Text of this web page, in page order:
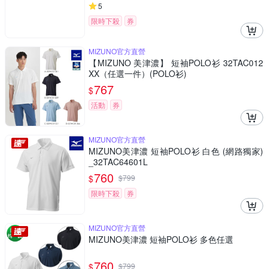
5
限時下殺
券
MIZUNO官方直營
【MIZUNO 美津濃】 短袖POLO衫 32TAC012
XX（任選一件）(POLO衫)
$767
活動 券
MIZUNO官方直營
MIZUNO美津濃 短袖POLO衫 白色 (網路獨家)
_32TAC64601L
$760 $799
限時下殺
券
MIZUNO官方直營
MIZUNO美津濃 短袖POLO衫 多色任選
$799